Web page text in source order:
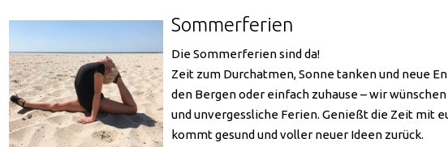
Sommerferien
Die Sommerferien sind da!
Zeit zum Durchatmen, Sonne tanken und neue
den Bergen oder einfach zuhause – wir
und unvergessliche Ferien. Genießt die Zeit mit
kommt gesund und voller neuer Ideen zurück.